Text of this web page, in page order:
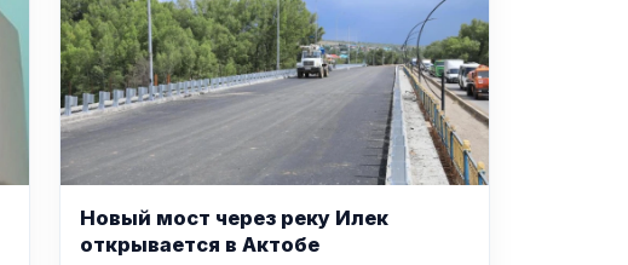
Новый мост через реку Илек
открывается в Актобе